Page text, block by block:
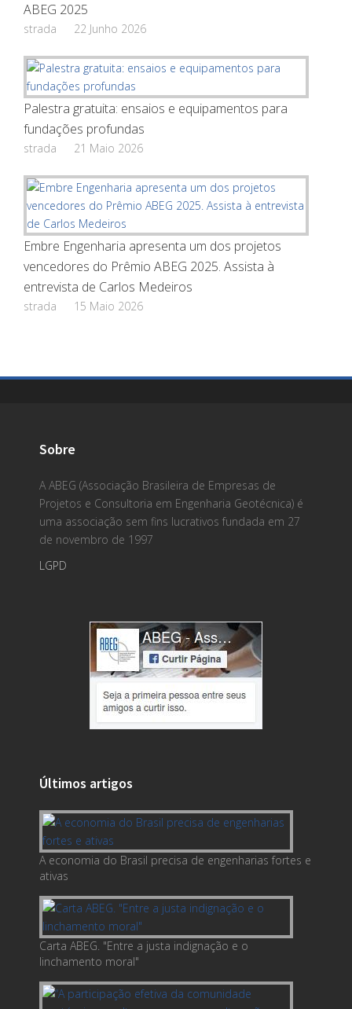
ABEG 2025
strada 22 Junho 2026
Palestra gratuita: ensaios e equipamentos para
fundações profundas
strada 21 Maio 2026
Embre Engenharia apresenta um dos projetos
vencedores do Prêmio ABEG 2025. Assista à
entrevista de Carlos Medeiros
strada 15 Maio 2026
Sobre
A ABEG (Associação Brasileira de Empresas de
Projetos e Consultoria em Engenharia Geotécnica) é
uma associação sem fins lucrativos fundada em 27
de novembro de 1997
LGPD
Últimos artigos
A economia do Brasil precisa de engenharias fortes e
ativas
Carta ABEG. "Entre a justa indignação e o
linchamento moral"